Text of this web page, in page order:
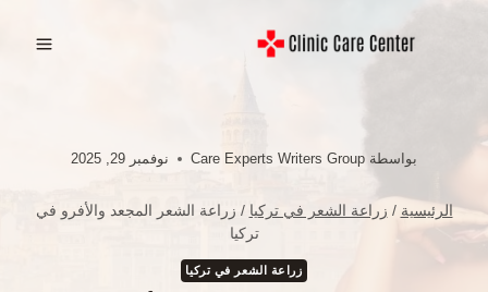
بواسطة Care Experts Writers Group نوفمبر 29, 2025
الرئيسية / زراعة الشعر في تركيا / زراعة الشعر المجعد والأفرو في
تركيا
زراعة الشعر في تركيا